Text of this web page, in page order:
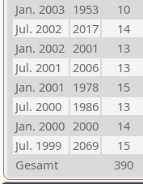
Jan. 2003 1953 10
Jul. 2002
2017 14
Jan. 2002 2001 13
Jul. 2001
2006 13
Jan. 2001
1978 15
Jul. 2000
1986 13
Jan. 2000 2000 14
Jul. 1999
2069 15
Gesamt
390